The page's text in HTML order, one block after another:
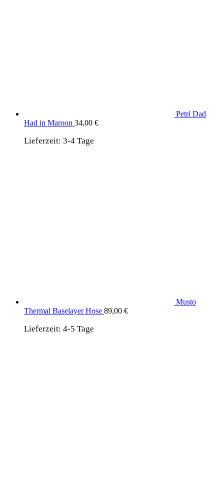
Petri Dad
Had in Maroon 34,00 €
Lieferzeit: 3-4 Tage
Musto
Thermal Baselayer Hose 89,00 €
Lieferzeit: 4-5 Tage